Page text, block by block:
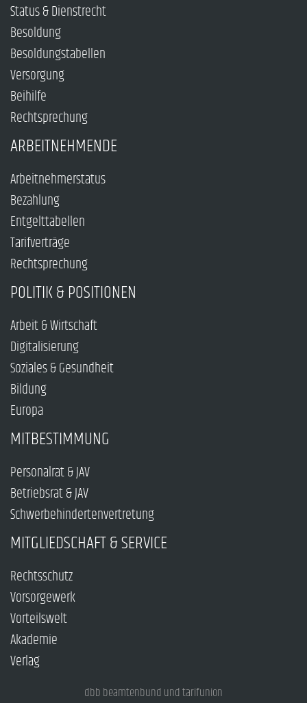
Status & Dienstrecht
Besoldung
Besoldungstabellen
Versorgung
Beihilfe
Rechtsprechung
ARBEITNEHMENDE
Arbeitnehmerstatus
Bezahlung
Entgelttabellen
Tarifverträge
Rechtsprechung
POLITIK & POSITIONEN
Arbeit & Wirtschaft
Digitalisierung
Soziales & Gesundheit
Bildung
Europa
MITBESTIMMUNG
Personalrat & JAV
Betriebsrat & JAV
Schwerbehindertenvertretung
MITGLIEDSCHAFT & SERVICE
Rechtsschutz
Vorsorgewerk
Vorteilswelt
Akademie
Verlag
dbb beamtenbund und tarifunion